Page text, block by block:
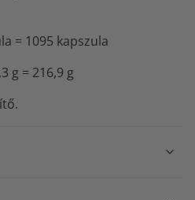
= 1095 kapszula
g = 216,9 g